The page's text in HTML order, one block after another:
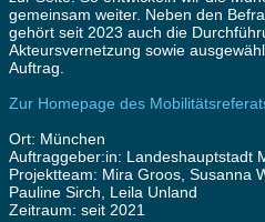
gemeinsam weiter. Neben den
gehört seit 2023 auch die
Akteursvernetzung sowie
Auftrag.
Zur Homepage des
Ort: München
Auftraggeber:in: Landeshauptstadt
Projektteam: Mira Groos, Susanna
Pauline Sirch, Leila Unland
Zeitraum: seit 2021